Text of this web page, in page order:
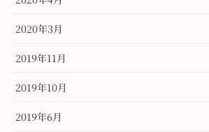
2020年3月
2019年11月
2019年10月
2019年6月